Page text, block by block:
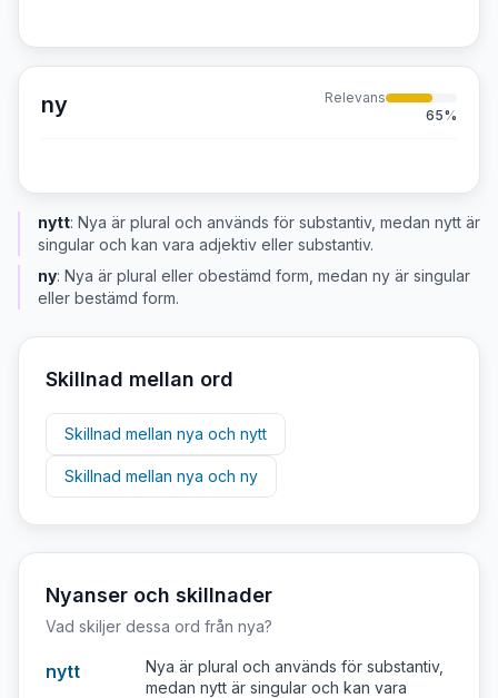
ny
Relevans
65%
nytt: Nya är plural och används för substantiv, medan nytt är
singular och kan vara adjektiv eller substantiv.
ny: Nya är plural eller obestämd form, medan ny är singular
eller bestämd form.
Skillnad mellan ord
Skillnad mellan nya och nytt
Skillnad mellan nya och ny
Nyanser och skillnader
Vad skiljer dessa ord från nya?
nytt
Nya är plural och används för substantiv,
medan nytt är singular och kan vara